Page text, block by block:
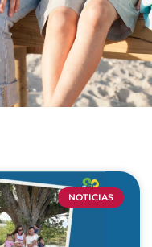
NOTICIAS